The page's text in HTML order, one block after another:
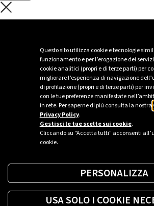
Questo sito utilizza cookie e tecnologie
funzionamento e per l’erogazione dei
cookie analitici (propri e di terze parti) per
migliorare l’esperienza di navigazione
di profilazione (propri e di terze parti) per
con le tue preferenze manifestate
in rete. Per saperne di più consulta la nostra
Privacy Policy.
Gestisci le tue scelte sui cookie.
Cliccando su "Accetta tutti" acconsenti
cookie.
PERSONALIZZA
USA SOLO I COOKIE
C'è un problema con il
Per favore riprova piú tardi
Sei un’azienda o una
Trova la soluzione più giusta
Richiedi una colonnina